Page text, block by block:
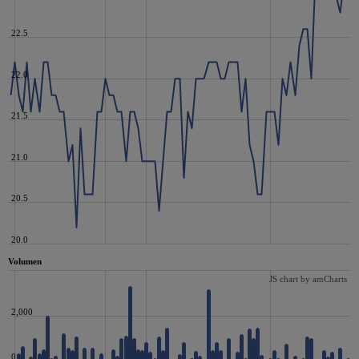
20.0
20.5
21.0
21.5
22.0
22.5
Volumen
0
2,000
JS chart by amCharts